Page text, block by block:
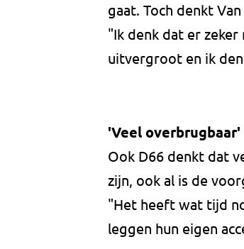
gaat. Toch denkt
"Ik denk dat er
uitvergroot en ik
'Veel overbrugbaar'
Ook D66 denkt dat
zijn, ook al is de
"Het heeft wat tijd
leggen hun eigen